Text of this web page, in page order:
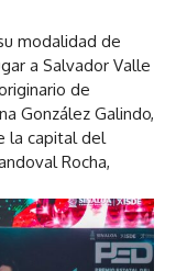
modalidad de
a Salvador Valle
de
González Galindo,
la capital del
Rocha,